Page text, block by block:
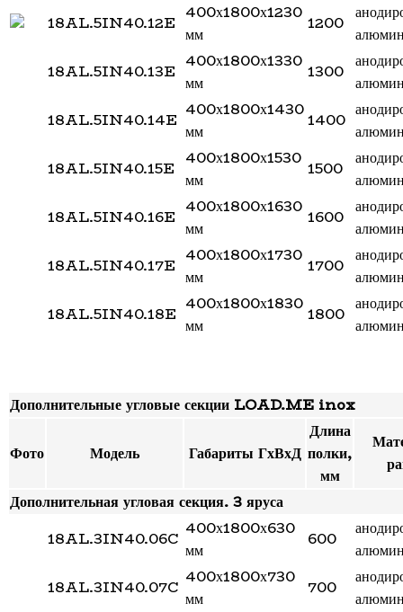
18AL.5IN40.12E 400х1800х1230
мм
1200
18AL.5IN40.13E 400х1800х1330
мм
1300
18AL.5IN40.14E 400х1800х1430
мм
1400
18AL.5IN40.15E 400х1800х1530
мм
1500
18AL.5IN40.16E 400х1800х1630
мм
1600
18AL.5IN40.17E 400х1800х1730
мм
1700
18AL.5IN40.18E 400х1800х1830
мм
1800
Дополнительные угловые секции LOAD.ME inox
Фото Модель Габариты ГхВхД
Длина
полки,
мм
Дополнительная угловая секция. 3 яруса
18AL.3IN40.06C 400х1800х630
мм
600
18AL.3IN40.07C 400х1800х730
мм
700